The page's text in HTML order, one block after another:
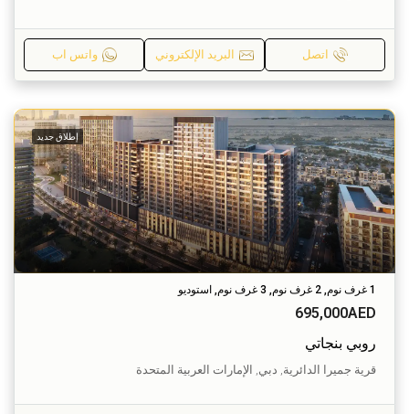
اتصل البريد الإلكتروني واتس اب
إطلاق جديد
1 غرف نوم, 2 غرف نوم, 3 غرف نوم, استوديو
695,000AED
روبي بنجاتي
قرية جميرا الدائرية, دبي, الإمارات العربية المتحدة